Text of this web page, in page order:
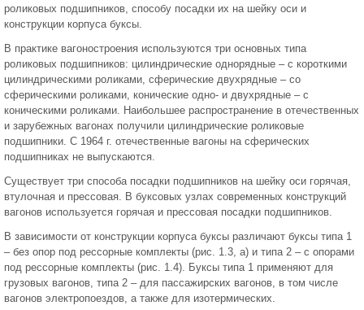
роликовых подшипников, способу посадки их на шейку оси и
конструкции корпуса буксы.
В практике вагоностроения используются три основных типа
роликовых подшипников: цилиндрические однорядные – с короткими
цилиндрическими роликами, сферические двухрядные – со
сферическими роликами, конические одно- и двухрядные – с
коническими роликами. Наибольшее распространение в отечественных
и зарубежных вагонах получили цилиндрические роликовые
подшипники. С 1964 г. отечественные вагоны на сферических
подшипниках не выпускаются.
Существует три способа посадки подшипников на шейку оси горячая,
втулочная и прессовая. В буксовых узлах современных конструкций
вагонов используется горячая и прессовая посадки подшипников.
В зависимости от конструкции корпуса буксы различают буксы типа 1
– без опор под рессорные комплекты (рис. 1.3, а) и типа 2 – с опорами
под рессорные комплекты (рис. 1.4). Буксы типа 1 применяют для
грузовых вагонов, типа 2 – для пассажирских вагонов, в том числе
вагонов электропоездов, а также для изотермических.